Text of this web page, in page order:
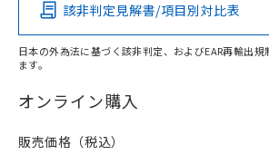
O
在庫等で未対応品が混在する可能性があ
問い合わせください。
該非判定見解書/項目別対比表
日本の外為法に基づく該非判定、およびEAR再輸出
ます。
オンライン購入
販売価格（税込）